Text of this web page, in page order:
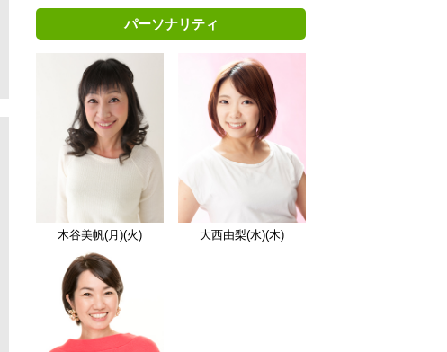
パーソナリティ
木谷美帆(月)(火) 大西由梨(水)(木)